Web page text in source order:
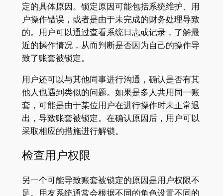
定的具体原因。锁定原因可能包括系统维护、用
户操作错误，或者是由于未完成的财务处理导致
的。用户可以通过查看系统日志或记录，了解最
近的操作情况，从而判断是否因为自己的操作导
致了账套被锁定。
用户还可以与其他同事进行沟通，确认是否有其
他人也遇到类似的问题。如果是多人共用同一账
套，可能是由于某位用户在进行操作时未正常退
出，导致账套被锁定。在确认原因后，用户可以
采取相应的措施进行解锁。
检查用户权限
另一个可能导致账套被锁定的原因是用户权限不
足。用友系统通常会根据不同的角色设置不同的